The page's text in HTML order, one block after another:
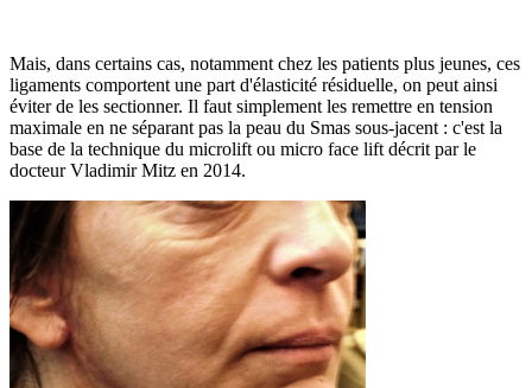
Mais, dans certains cas, notamment chez les patients plus jeunes, ces
ligaments comportent une part d'élasticité résiduelle, on peut ainsi
éviter de les sectionner. Il faut simplement les remettre en tension
maximale en ne séparant pas la peau du Smas sous-jacent : c'est la
base de la technique du microlift ou micro face lift décrit par le
docteur Vladimir Mitz en 2014.